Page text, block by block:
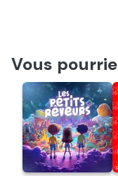
Vous